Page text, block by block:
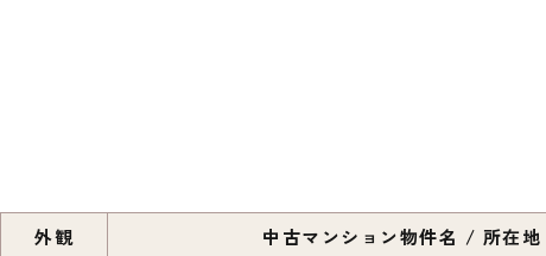
外観 中古マンション物件名 / 所在地